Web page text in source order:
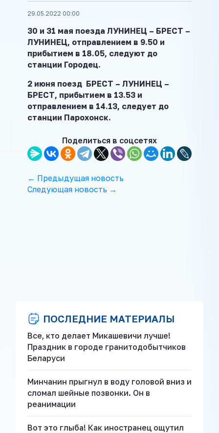
29.05.2022 00:00
30 и 31 мая поезда ЛУНИНЕЦ – БРЕСТ –
ЛУНИНЕЦ, отправлением в 9.50 и
прибытием в 18.05, следуют до
станции Городец.
2 июня поезд БРЕСТ – ЛУНИНЕЦ –
БРЕСТ, прибытием в 13.53 и
отправлением в 14.13, следует до
станции Парохонск.
Поделиться в соцсетях
← Предыдущая новость
Следующая новость →
ПОСЛЕДНИЕ МАТЕРИАЛЫ
Все, кто делает Микашевичи лучше!
Праздник в городе гранитодобытчиков
Беларуси
Минчанин прыгнул в воду головой вниз и
сломал шейные позвонки. Он в
реанимации
Вот это глыба! Как иностранец ощутил